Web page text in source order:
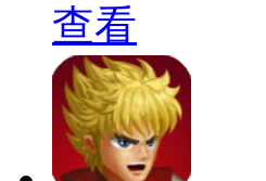
查看